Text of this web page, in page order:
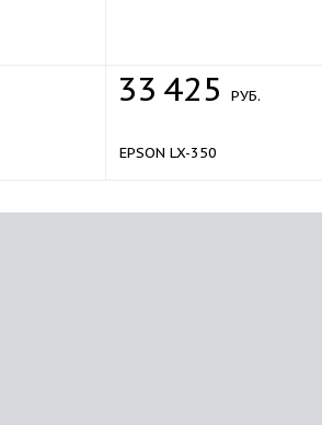
33 425 РУБ.
EPSON LX-350